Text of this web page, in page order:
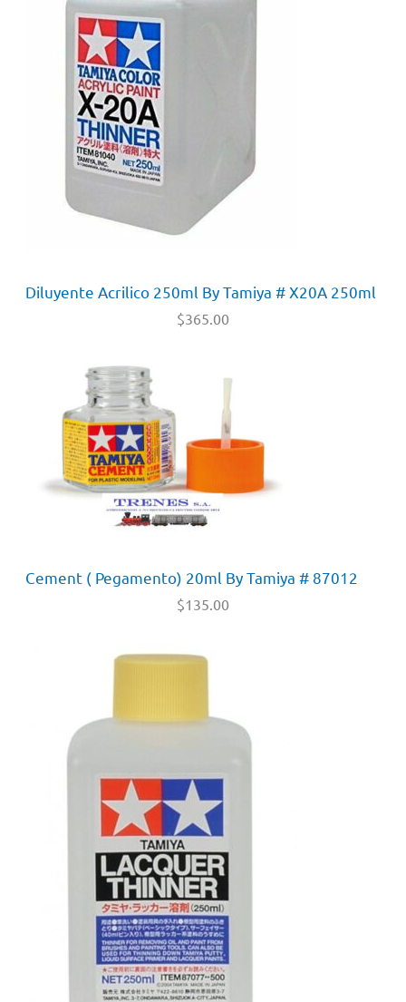
Diluyente Acrilico 250ml By Tamiya # X20A 250ml
$365.00
Cement ( Pegamento) 20ml By Tamiya # 87012
$135.00